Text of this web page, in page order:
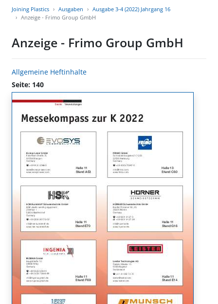
Joining Plastics Ausgaben
Ausgabe 3-4 (2022) Jahrgang 16
Anzeige - Frimo Group GmbH
Anzeige - Frimo Group GmbH
Allgemeine Heftinhalte
Seite: 140